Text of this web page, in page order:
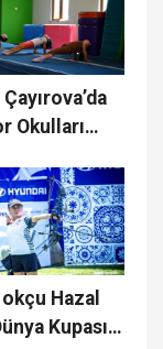
Okulları
Hazal
Kupası